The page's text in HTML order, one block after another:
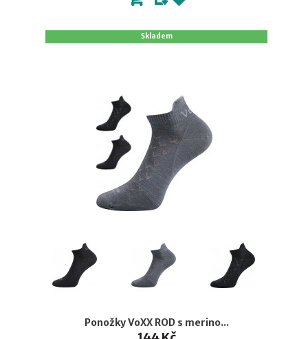
Skladem
Ponožky VoXX ROD s merino...